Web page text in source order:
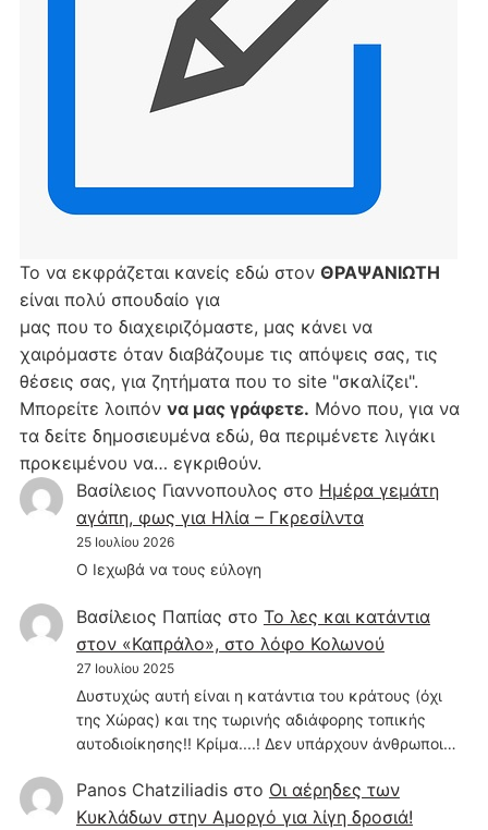
Το να εκφράζεται κανείς εδώ στον ΘΡΑΨΑΝΙΩΤΗ
είναι πολύ σπουδαίο για
μας που το διαχειριζόμαστε, μας κάνει να
χαιρόμαστε όταν διαβάζουμε τις απόψεις σας, τις
θέσεις σας, για ζητήματα που το site "σκαλίζει".
Μπορείτε λοιπόν να μας γράφετε. Μόνο που, για να
τα δείτε δημοσιευμένα εδώ, θα περιμένετε λιγάκι
προκειμένου να… εγκριθούν.
Βασίλειος Γιαννοπουλος στο Hμέρα γεμάτη
αγάπη, φως για Ηλία – Γκρεσίλντα
25 Ιουλίου 2026
Ο Ιεχωβά να τους εύλογη
Βασίλειος Παπίας στο Το λες και κατάντια
στον «Καπράλο», στο λόφο Κολωνού
27 Ιουλίου 2025
Δυστυχώς αυτή είναι η κατάντια του κράτους (όχι
της Χώρας) και της τωρινής αδιάφορης τοπικής
αυτοδιοίκησης!! Κρίμα....! Δεν υπάρχουν άνθρωποι…
Panos Chatziliadisστο Οι αέρηδες των
Κυκλάδων στην Αμοργό για λίγη δροσιά!